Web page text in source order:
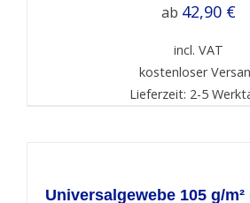
ab 42,90 €
incl. VAT
kostenloser
Lieferzeit: 2-5
DETAILS
Universalgewebe 105 g/